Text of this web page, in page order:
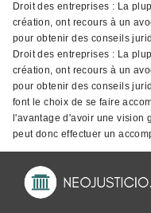
Droit des entreprises : La
création, ont recours à un
pour obtenir des conseils
Droit des entreprises : La
création, ont recours à un
pour obtenir des conseils
font le choix de se faire
l'avantage d'avoir une vision
peut donc effectuer un